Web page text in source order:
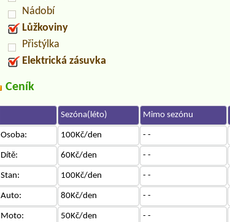
Nádobí
Lůžkoviny
Přistýlka
Elektrická zásuvka
Ceník
Sezóna(léto) Mimo sezónu
Osoba: 100Kč/den - -
Dítě: 60Kč/den - -
Stan: 100Kč/den - -
Auto: 80Kč/den - -
Moto: 50Kč/den - -